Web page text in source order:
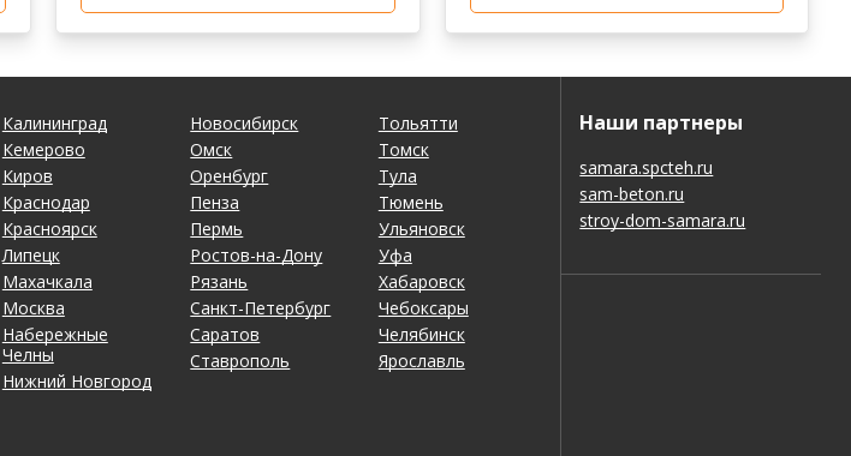
Калининград
Кемерово
Киров
Краснодар
Красноярск
Липецк
Махачкала
Москва
Набережные
Челны
Нижний Новгород
Новосибирск
Омск
Оренбург
Пенза
Пермь
Ростов-на-Дону
Рязань
Санкт-Петербург
Саратов
Ставрополь
Тольятти
Томск
Тула
Тюмень
Ульяновск
Уфа
Хабаровск
Чебоксары
Челябинск
Ярославль
Наши партнеры
samara.spcteh.ru
sam-beton.ru
stroy-dom-samara.ru